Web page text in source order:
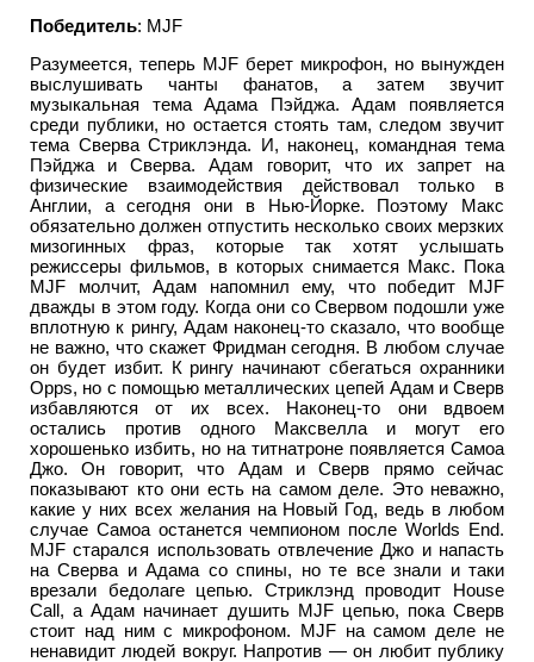
Победитель: MJF
Разумеется, теперь MJF берет микрофон, но вынужден
выслушивать чанты фанатов, а затем звучит
музыкальная тема Адама Пэйджа. Адам появляется
среди публики, но остается стоять там, следом звучит
тема Сверва Стриклэнда. И, наконец, командная тема
Пэйджа и Сверва. Адам говорит, что их запрет на
физические взаимодействия действовал только в
Англии, а сегодня они в Нью-Йорке. Поэтому Макс
обязательно должен отпустить несколько своих мерзких
мизогинных фраз, которые так хотят услышать
режиссеры фильмов, в которых снимается Макс. Пока
MJF молчит, Адам напомнил ему, что победит MJF
дважды в этом году. Когда они со Свервом подошли уже
вплотную к рингу, Адам наконец-то сказало, что вообще
не важно, что скажет Фридман сегодня. В любом случае
он будет избит. К рингу начинают сбегаться охранники
Opps, но с помощью металлических цепей Адам и Сверв
избавляются от их всех. Наконец-то они вдвоем
остались против одного Максвелла и могут его
хорошенько избить, но на титнатроне появляется Самоа
Джо. Он говорит, что Адам и Сверв прямо сейчас
показывают кто они есть на самом деле. Это неважно,
какие у них всех желания на Новый Год, ведь в любом
случае Самоа останется чемпионом после Worlds End.
MJF старался использовать отвлечение Джо и напасть
на Сверва и Адама со спины, но те все знали и таки
врезали бедолаге цепью. Стриклэнд проводит House
Call, а Адам начинает душить MJF цепью, пока Сверв
стоит над ним с микрофоном. MJF на самом деле не
ненавидит людей вокруг. Напротив — он любит публику